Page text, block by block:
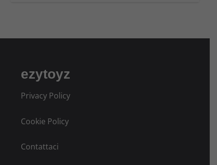
ezytoyz
Privacy Policy
Cookie Policy
Contattaci